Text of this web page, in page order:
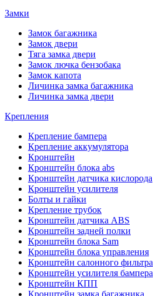
Замки
Замок багажника
Замок двери
Тяга замка двери
Замок лючка бензобака
Замок капота
Личинка замка багажника
Личинка замка двери
Крепления
Крепление бампера
Крепление аккумулятора
Кронштейн
Кронштейн блока abs
Кронштейн датчика кислорода
Кронштейн усилителя
Болты и гайки
Крепление трубок
Кронштейн датчика ABS
Кронштейн задней полки
Кронштейн блока Sam
Кронштейн блока управления
Кронштейн салонного фильтра
Кронштейн усилителя бампера
Кронштейн КПП
Кронштейн замка багажника